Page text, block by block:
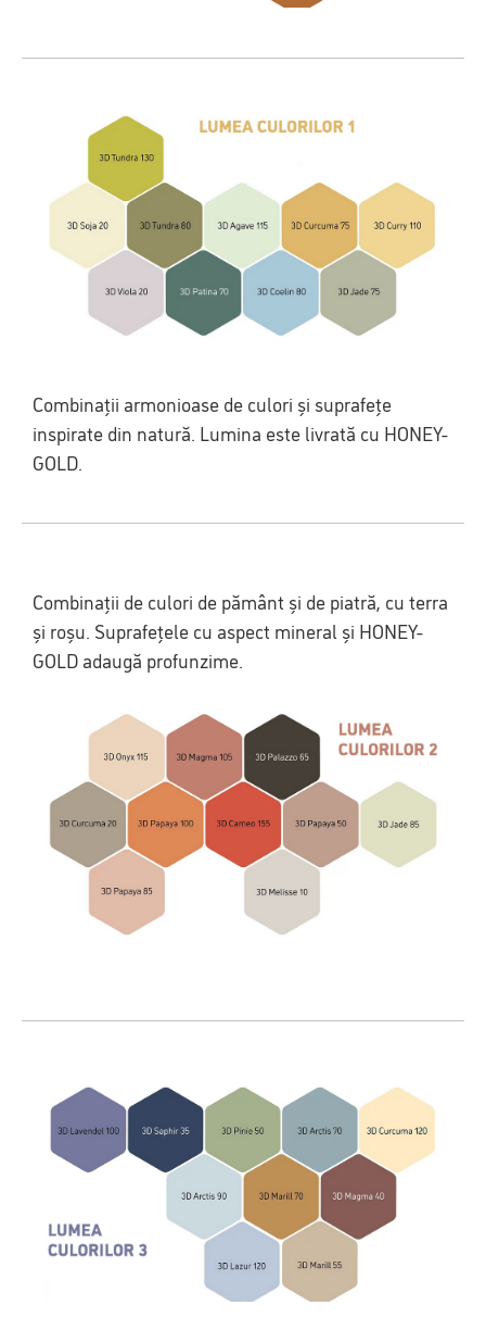
Combinații armonioase de culori și suprafețe
inspirate din natură. Lumina este livrată cu HONEY-
GOLD.
Combinații de culori de pământ și de piatră, cu terra
și roșu. Suprafețele cu aspect mineral și HONEY-
GOLD adaugă profunzime.